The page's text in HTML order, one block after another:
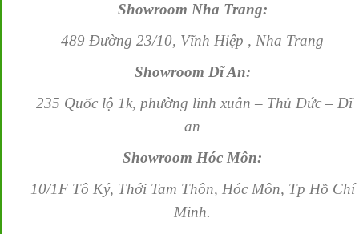
Showroom Nha Trang:
489 Đường 23/10, Vĩnh Hiệp , Nha Trang
Showroom Dĩ An:
235 Quốc lộ 1k, phường linh xuân – Thủ Đức – Dĩ
an
Showroom Hóc Môn:
10/1F Tô Ký, Thới Tam Thôn, Hóc Môn, Tp Hồ Chí
Minh.